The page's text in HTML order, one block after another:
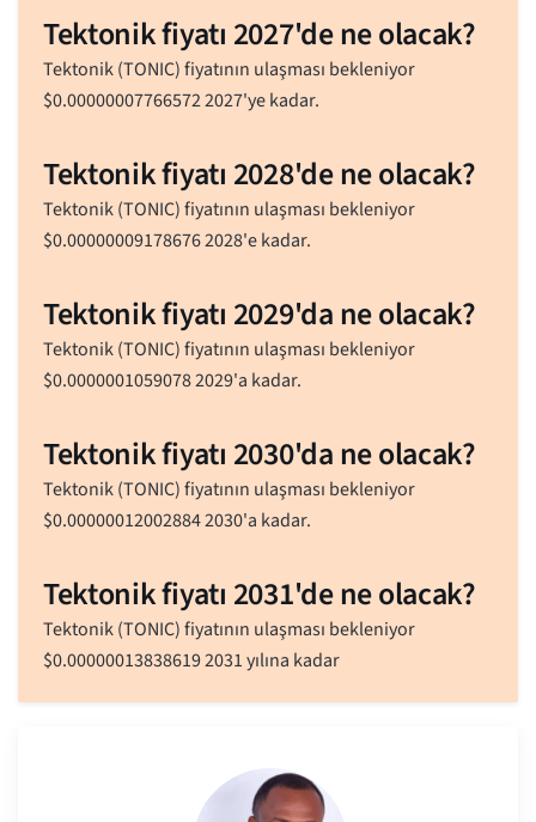
Tektonik fiyatı 2027'de ne olacak?
Tektonik (TONIC) fiyatının ulaşması bekleniyor
$0.000000077665722027'ye kadar.
Tektonik fiyatı 2028'de ne olacak?
Tektonik (TONIC) fiyatının ulaşması bekleniyor
$0.000000091786762028'e kadar.
Tektonik fiyatı 2029'da ne olacak?
Tektonik (TONIC) fiyatının ulaşması bekleniyor
$0.00000010590782029'a kadar.
Tektonik fiyatı 2030'da ne olacak?
Tektonik (TONIC) fiyatının ulaşması bekleniyor
$0.000000120028842030'a kadar.
Tektonik fiyatı 2031'de ne olacak?
Tektonik (TONIC) fiyatının ulaşması bekleniyor
$0.000000138386192031 yılına kadar